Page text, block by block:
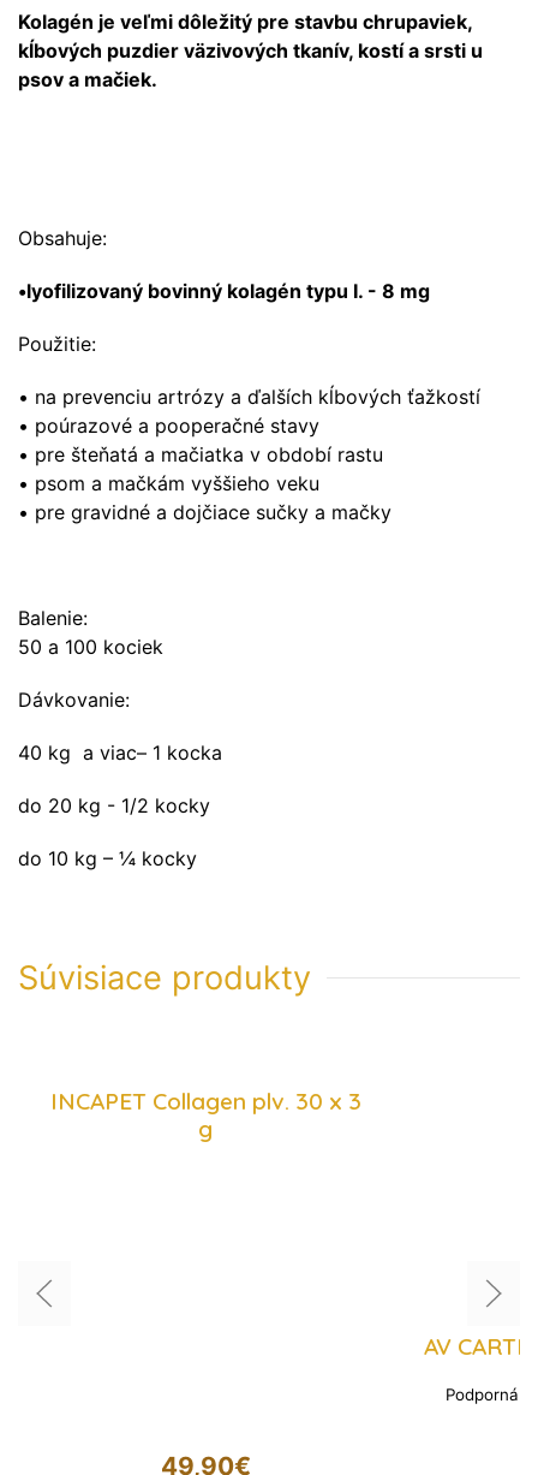
Kolagén je veľmi dôležitý pre stavbu chrupaviek,
kĺbových puzdier väzivových tkanív, kostí a srsti u
psov a mačiek.
Obsahuje:
•lyofilizovaný bovinný kolagén typu I. - 8 mg
Použitie:
• na prevenciu artrózy a ďalších kĺbových ťažkostí
• poúrazové a pooperačné stavy
• pre šteňatá a mačiatka v období rastu
• psom a mačkám vyššieho veku
• pre gravidné a dojčiace sučky a mačky
Balenie:
50 a 100 kociek
Dávkovanie:
40 kg a viac– 1 kocka
do 20 kg - 1/2 kocky
do 10 kg – ¼ kocky
Súvisiace produkty
INCAPET Collagen plv. 30 x 3
g
49,90€
AV
Podporná